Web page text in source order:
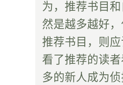
为，推荐书目
然是越多越好
推荐书目，则
看了推荐的读
多的新人成为